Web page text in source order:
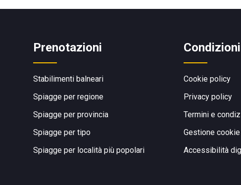
Prenotazioni
Stabilimenti balneari
Spiagge per regione
Spiagge per provincia
Spiagge per tipo
Spiagge per località più popolari
Condizioni
Cookie policy
Privacy policy
Termini e
Gestione cookie
Accessibilità